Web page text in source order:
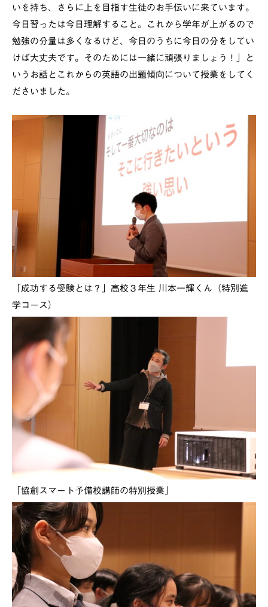
いを持ち、さらに上を目指す生徒のお手伝いに来ています。
今日習ったは今日理解すること。これから学年が上がるので
勉強の分量は多くなるけど、今日のうちに今日の分をしてい
けば大丈夫です。そのためには一緒に頑張りましょう！」と
いうお話とこれからの英語の出題傾向について授業をしてく
ださいました。
「成功する受験とは？」高校３年生 川本一輝くん（特別進
学コース）
「協創スマート予備校講師の特別授業」